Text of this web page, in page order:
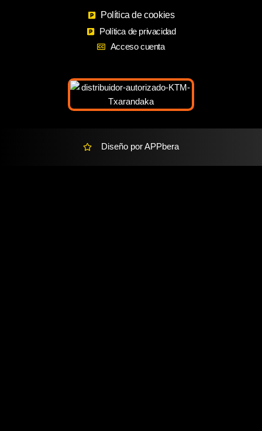
o
o
k
g
r
a
m
a
r
k
e
a
l
Política de cookies
Política de privacidad
Acceso cuenta
Diseño por APPbera